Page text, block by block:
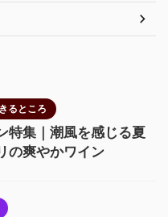
るところ
特集｜潮風を感じる夏
の爽やかワイン